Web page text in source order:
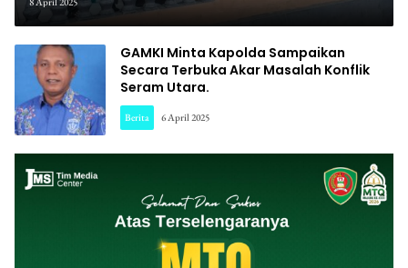
GAMKI Minta Kapolda Sampaikan
Secara Terbuka Akar Masalah Konflik
Seram Utara.
Berita 6 April 2025